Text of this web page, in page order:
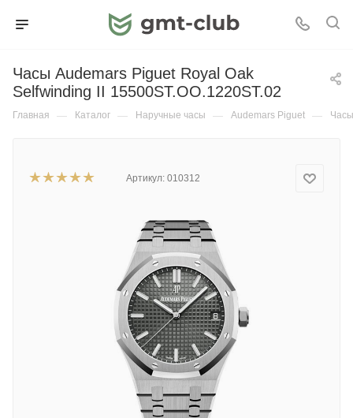
Часы Audemars Piguet Royal Oak
Selfwinding II 15500ST.OO.1220ST.02
Главная — Каталог — Наручные часы — Audemars Piguet —
Артикул: 010312